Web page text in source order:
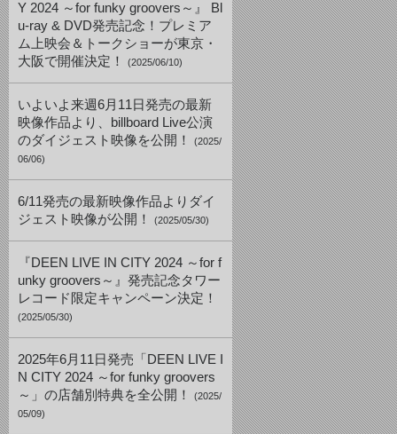
Y 2024 ～for funky groovers～』 Bl
u-ray & DVD発売記念！プレミア
ム上映会＆トークショーが東京・
大阪で開催決定！
(2025/06/10)
いよいよ来週6月11日発売の最新
映像作品より、billboard Live公演
のダイジェスト映像を公開！
(2025/
06/06)
6/11発売の最新映像作品よりダイ
ジェスト映像が公開！
(2025/05/30)
『DEEN LIVE IN CITY 2024 ～for f
unky groovers～』発売記念タワー
レコード限定キャンペーン決定！
(2025/05/30)
2025年6月11日発売「DEEN LIVE I
N CITY 2024 ～for funky groovers
～」の店舗別特典を全公開！
(2025/
05/09)